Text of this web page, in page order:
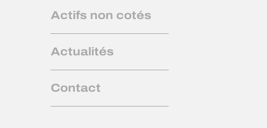
Actifs non cotés
Actualités
Contact